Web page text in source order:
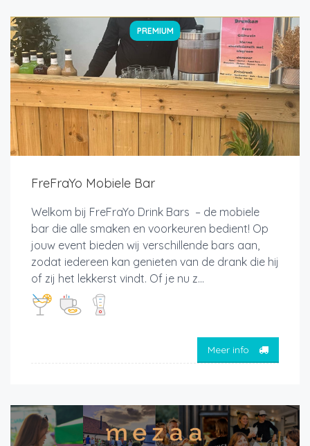
PREMIUM
FreFraYo Mobiele Bar
Welkom bij FreFraYo Drink Bars – de mobiele
bar die alle smaken en voorkeuren bedient! Op
jouw event bieden wij verschillende bars aan,
zodat iedereen kan genieten van de drank die hij
of zij het lekkerst vindt. Of je nu z...
Meer info